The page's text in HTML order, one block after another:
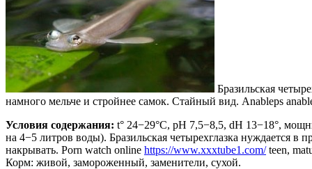
Бразильская
намного мельче и стройнее самок. Стайный вид. Anableps
Условия содержания: t° 24−29°С, рН 7,5−8,5, dH 13−18°,
на 4−5 литров воды). Бразильская четырехглазка нуждается
накрывать. Porn watch online https://www.xxxtube1.com/teen,
Корм: живой, замороженный, заменители, сухой.